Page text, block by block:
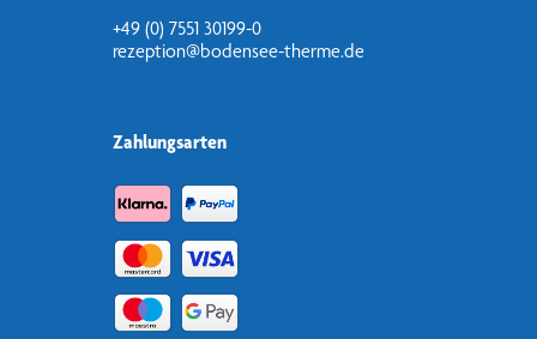
+49 (0) 7551 30199-0
rezeption@bodensee-therme.de
Zahlungsarten